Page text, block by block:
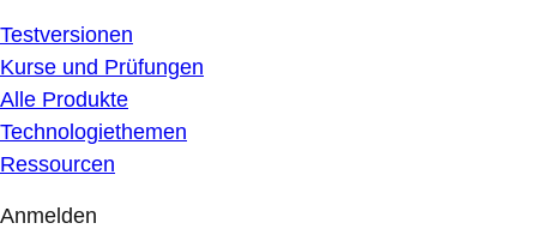
Testversionen
Kurse und Prüfungen
Alle Produkte
Technologiethemen
Ressourcen
Anmelden